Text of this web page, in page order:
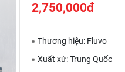
2,750,000đ
Thương hiệu: Fluvo
Xuất xứ: Trung Quốc